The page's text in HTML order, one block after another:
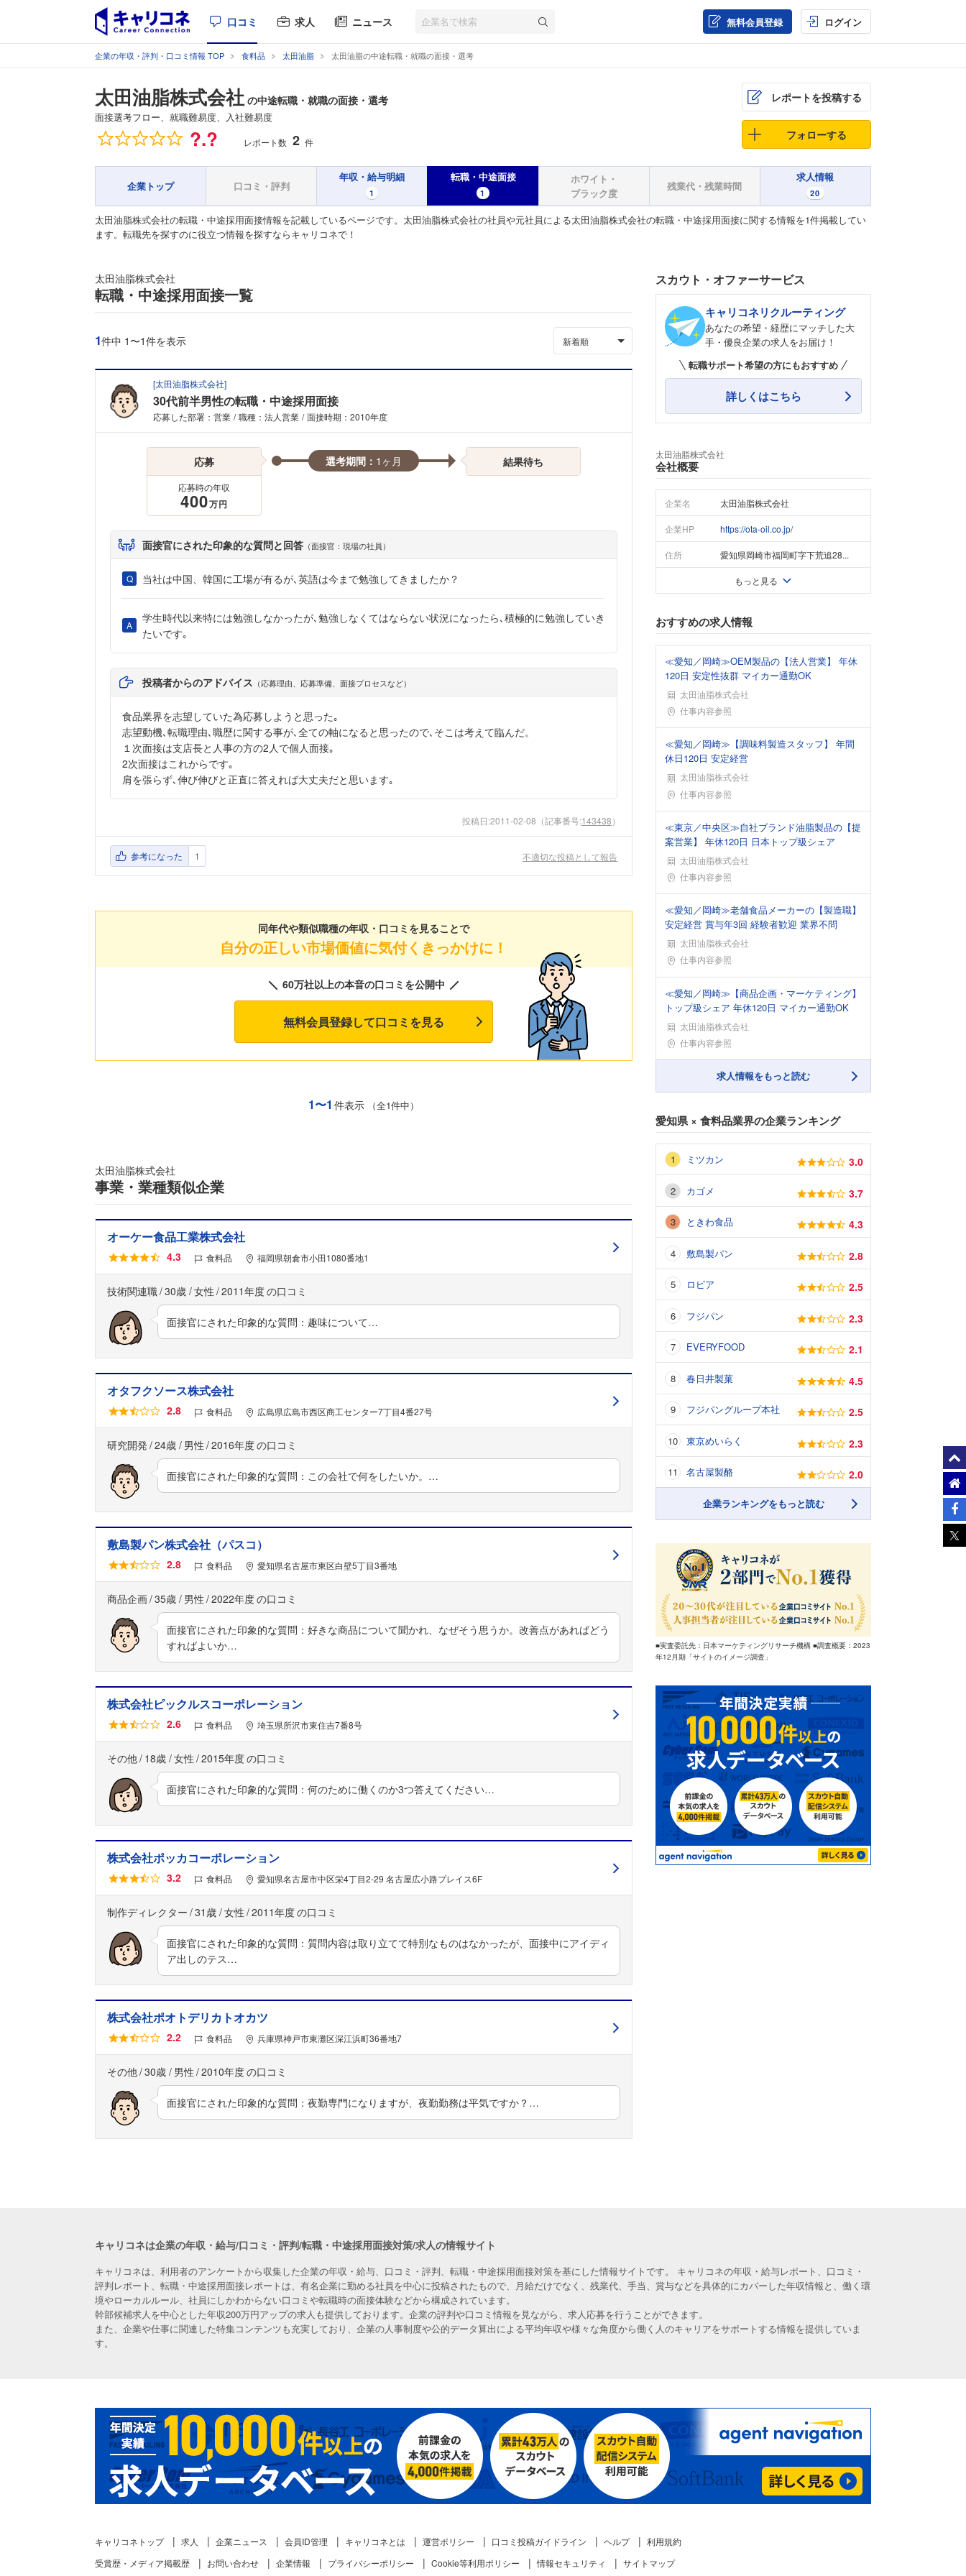
口コミ 求人 ニュース 無料会員登録 ログイン
企業の年収・評判・口コミ情報 TOP 食料品 太田油脂 太田油脂の中途転職・就職の面接・選考
太田油脂株式会社 の中途転職・就職の面接・選考
面接選考フロー、就職難易度、入社難易度
総合評価 ?.? レポート数 2 件
レポートを投稿する
フォローする
企業トップ 口コミ・評判
年収・給与明細
1
転職・中途面接
1
ホワイト・
ブラック度
残業代・残業時間
求人情報
20
太田油脂株式会社の転職・中途採用面接情報を記載しているページです。太田油脂株式会社の社員や元社員による太田油脂株式会社の転職・中途採用面接に関する情報を1件掲載してい
ます。転職先を探すのに役立つ情報を探すならキャリコネで！
フォローしました
こちらの企業もフォローしませんか？
太田油脂株式会社
転職・中途採用面接一覧
1件中 1〜1件を表示 新着順
[太田油脂株式会社]
30代前半男性の転職・中途採用面接
応募した部署：営業 職種：法人営業 面接時期：2010年度
選考期間： 1ヶ月
応募
応募時の年収
400万円
結果待ち
面接官にされた印象的な質問と回答 （面接官：現場の社員）
当社は中国、韓国に工場が有るが､英語は今まで勉強してきましたか？
学生時代以来特には勉強しなかったが､勉強しなくてはならない状況になったら､積極的に勉強していき
たいです｡
投稿者からのアドバイス （応募理由、応募準備、面接プロセスなど）
食品業界を志望していた為応募しようと思った｡
志望動機､転職理由､職歴に関する事が､全ての軸になると思ったので､そこは考えて臨んだ。
１次面接は支店長と人事の方の2人で個人面接｡
2次面接はこれからです｡
肩を張らず､伸び伸びと正直に答えれば大丈夫だと思います｡
投稿日:2011-02-08 （記事番号:143438）
参考になった 1 不適切な投稿として報告
同年代や類似職種の年収・口コミを見ることで
自分の正しい市場価値に気付くきっかけに！
60万社以上の本音の口コミを公開中
無料会員登録して口コミを見る
1〜1 件表示 （全1件中）
太田油脂株式会社
事業・業種類似企業
オーケー食品工業株式会社
4.3 食料品 福岡県朝倉市小田1080番地1
技術関連職 30歳 女性 2011年度
面接官にされた印象的な質問：趣味について…
オタフクソース株式会社
2.8 食料品 広島県広島市西区商工センター7丁目4番27号
研究開発 24歳 男性 2016年度
面接官にされた印象的な質問：この会社で何をしたいか。…
敷島製パン株式会社（パスコ）
2.8 食料品 愛知県名古屋市東区白壁5丁目3番地
商品企画 35歳 男性 2022年度
面接官にされた印象的な質問：好きな商品について聞かれ、なぜそう思うか。改善点があればどう
すればよいか…
株式会社ピックルスコーポレーション
2.6 食料品 埼玉県所沢市東住吉7番8号
その他 18歳 女性 2015年度
面接官にされた印象的な質問：何のために働くのか3つ答えてください…
株式会社ポッカコーポレーション
3.2 食料品 愛知県名古屋市中区栄4丁目2-29 名古屋広小路プレイス6F
制作ディレクター 31歳 女性 2011年度
面接官にされた印象的な質問：質問内容は取り立てて特別なものはなかったが、面接中にアイディ
ア出しのテス…
株式会社ポオトデリカトオカツ
2.2 食料品 兵庫県神戸市東灘区深江浜町36番地7
その他 30歳 男性 2010年度
面接官にされた印象的な質問：夜勤専門になりますが、夜勤勤務は平気ですか？…
スカウト・オファーサービス
キャリコネリクルーティング
あなたの希望・経歴にマッチした大
手・優良企業の求人をお届け！
転職サポート希望の方にもおすすめ
詳しくはこちら
太田油脂株式会社
会社概要
企業名 太田油脂株式会社
企業HP https://ota-oil.co.jp/
住所 愛知県岡崎市福岡町字下荒追28...
もっと見る
おすすめの求人情報
≪愛知／岡崎≫OEM製品の【法人営業】 年休
120日 安定性抜群 マイカー通勤OK
太田油脂株式会社
勤務地仕事内容参照
≪愛知／岡崎≫【調味料製造スタッフ】 年間
休日120日 安定経営
太田油脂株式会社
勤務地仕事内容参照
≪東京／中央区≫自社ブランド油脂製品の【提
案営業】 年休120日 日本トップ級シェア
太田油脂株式会社
勤務地仕事内容参照
≪愛知／岡崎≫老舗食品メーカーの【製造職】
安定経営 賞与年3回 経験者歓迎 業界不問
太田油脂株式会社
勤務地仕事内容参照
≪愛知／岡崎≫【商品企画・マーケティング】
トップ級シェア 年休120日 マイカー通勤OK
太田油脂株式会社
勤務地仕事内容参照
求人情報をもっと読む
愛知県× 食料品業界の企業ランキング
ミツカン 3.0
カゴメ 3.7
ときわ食品 4.3
敷島製パン 2.8
ロピア 2.5
フジパン 2.3
EVERYFOOD 2.1
春日井製菓 4.5
フジパングループ本社 2.5
東京めいらく 2.3
名古屋製酪 2.0
企業ランキングをもっと読む
■実査委託先：日本マーケティングリサーチ機構 ■調査概要：2023
年12月期「サイトのイメージ調査」
キャリコネは企業の年収・給与/口コミ・評判/転職・中途採用面接対策/求人の情報サイト
キャリコネは、利用者のアンケートから収集した企業の年収・給与、口コミ・評判、転職・中途採用面接対策を基にした情報サイトです。 キャリコネの年収・給与レポート、口コミ・
評判レポート、転職・中途採用面接レポートは、有名企業に勤める社員を中心に投稿されたもので、月給だけでなく、残業代、手当、賞与などを具体的にカバーした年収情報と、働く環
境やローカルルール、社員にしかわからない口コミや転職時の面接体験などから構成されています。
幹部候補求人を中心とした年収200万円アップの求人も提供しております。企業の評判や口コミ情報を見ながら、求人応募を行うことができます。
また、企業や仕事に関連した特集コンテンツも充実しており、企業の人事制度や公的データ算出による平均年収や様々な角度から働く人のキャリアをサポートする情報を提供していま
す。
キャリコネトップ 求人 企業ニュース 会員ID管理 キャリコネとは 運営ポリシー 口コミ投稿ガイドライン ヘルプ
利用規約
受賞歴・メディア掲載歴
お問い合わせ 企業情報 プライバシーポリシー Cookie等利用ポリシー 情報セキュリティ サイトマップ